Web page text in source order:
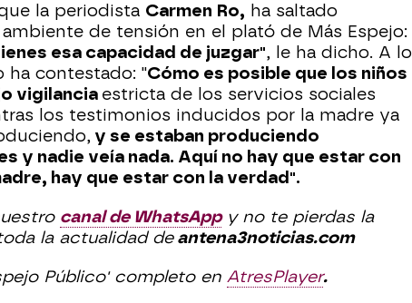
la periodista Carmen Ro, ha saltado
de tensión en el plató de Más Espejo:
esa capacidad de juzgar", le ha dicho. A lo
ha contestado: "Cómo es posible que los niños
vigilancia estricta de los servicios sociales
los testimonios inducidos por la madre ya
y se estaban produciendo
y nadie veía nada. Aquí no hay que estar con
hay que estar con la verdad".
canal de WhatsAppy no te pierdas la
la actualidad deantena3noticias.com
Público' completo en AtresPlayer.